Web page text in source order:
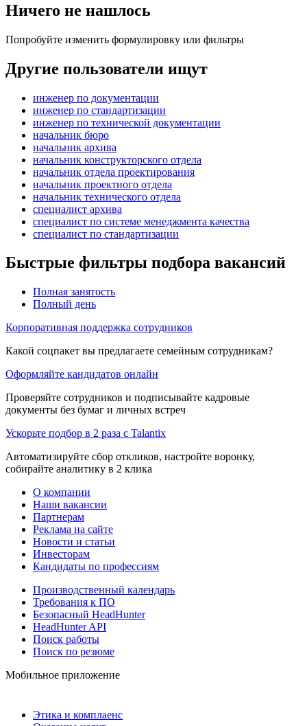
Ничего не нашлось
Попробуйте изменить формулировку или фильтры
Другие пользователи ищут
инженер по документации
инженер по стандартизации
инженер по технической документации
начальник бюро
начальник архива
начальник конструкторского отдела
начальник отдела проектирования
начальник проектного отдела
начальник технического отдела
специалист архива
специалист по системе менеджмента качества
специалист по стандартизации
Быстрые фильтры подбора вакансий
Полная занятость
Полный день
Корпоративная поддержка сотрудников
Какой соцпакет вы предлагаете семейным сотрудникам?
Оформляйте кандидатов онлайн
Проверяйте сотрудников и подписывайте кадровые
документы без бумаг и личных встреч
Ускорьте подбор в 2 раза с Talantix
Автоматизируйте сбор откликов, настройте воронку,
собирайте аналитику в 2 клика
О компании
Наши вакансии
Партнерам
Реклама на сайте
Новости и статьи
Инвесторам
Кандидаты по профессиям
Производственный календарь
Требования к ПО
Безопасный HeadHunter
HeadHunter API
Поиск работы
Поиск по резюме
Мобильное приложение
Этика и комплаенс